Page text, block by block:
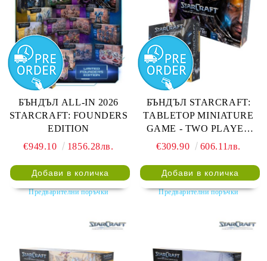
БЪНДЪЛ ALL-IN 2026
STARCRAFT: FOUNDERS
EDITION
€949.10
1856.28лв.
Предварителни поръчки
БЪНДЪЛ STARCRAFT:
TABLETOP MINIATURE
GAME - TWO PLAYER
STARTER SET + PROTOSS
FOUNDERS EDITION
€309.90 606.11лв.
Предварителни поръчки